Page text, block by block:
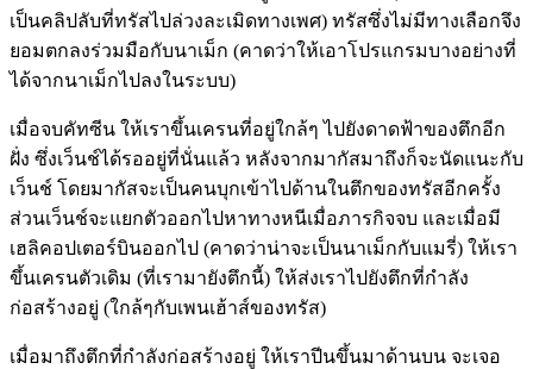
เป็นคลิปลับที่ทรัสไปล่วงละเมิดทางเพศ) ทรัสซึ่งไม่มีทางเลือกจึง
ยอมตกลงร่วมมือกับนาเม็ก (คาดว่าให้เอาโปรแกรมบางอย่างที่
ได้จากนาเม็กไปลงในระบบ)
เมื่อจบคัทซีน ให้เราขึ้นเครนที่อยู่ใกล้ๆ ไปยังดาดฟ้าของตึกอีก
ฝั่ง ซึ่งเว็นช์ได้รออยู่ที่นั่นแล้ว หลังจากมากัสมาถึงก็จะนัดแนะกับ
เว็นช์ โดยมากัสจะเป็นคนบุกเข้าไปด้านในตึกของทรัสอีกครั้ง
ส่วนเว็นช์จะแยกตัวออกไปหาทางหนีเมื่อภารกิจจบ และเมื่อมี
เฮลิคอปเตอร์บินออกไป (คาดว่าน่าจะเป็นนาเม็กกับแมรี่) ให้เรา
ขึ้นเครนตัวเดิม (ที่เรามายังตึกนี้) ให้ส่งเราไปยังตึกที่กำลัง
ก่อสร้างอยู่ (ใกล้ๆกับเพนเฮ้าส์ของทรัส)
เมื่อมาถึงตึกที่กำลังก่อสร้างอยู่ ให้เราปีนขึ้นมาด้านบน จะเจอ